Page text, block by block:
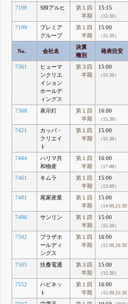
7198 SBIアルヒ
第１四
半期
15:15
（15:30）
7199
プレミア
グループ
第１四
半期
15:00
（15:30）
No. 会社名
決算
種別
発表目安
7361
ヒューマ
ンクリエ
イション
ホールデ
ィングス
第３四
半期
15:00
（15:30）
7368 表示灯
第１四
半期
16:00
（15:30）
7421
カッパ・
クリエイ
ト
第１四
半期
15:00
（15:30）
7444
ハリマ共
和物産
第１四
半期
16:00
（17:00）
7461 キムラ
第１四
半期
15:00
（13:00）
7481 尾家産業
第１四
半期
15:00
（14:00,15:30
7486 サンリン
第１四
半期
15:00
（15:30）
7502
プラザホ
ールディ
ングス
第１四
半期
16:00
（12:00,16:30
7505 扶桑電通
第３四
半期
15:00
（15:30）
7552
ハピネッ
ト
第１四
半期
16:00
（15:00,15:30